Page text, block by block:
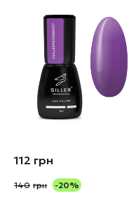
112 грн
140 грн -20%